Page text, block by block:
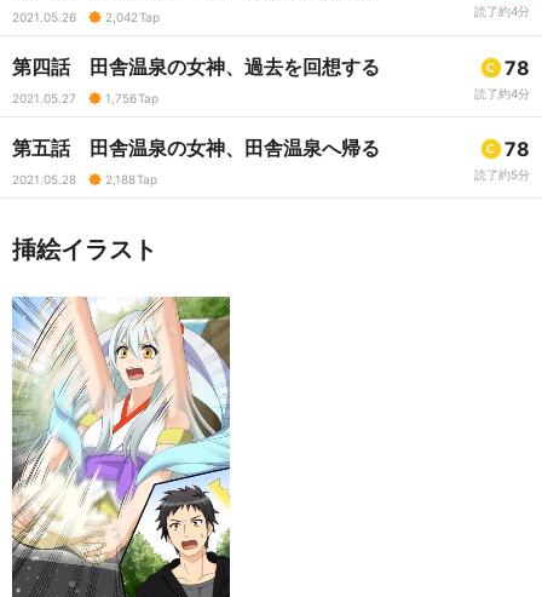
2021.05.26 2,042Tap 読了約4分
第四話 田舎温泉の女神、過去を回想する
2021.05.27 1,756Tap
78
読了約4分
第五話 田舎温泉の女神、田舎温泉へ帰る
2021.05.28 2,188Tap
78
読了約5分
挿絵イラスト